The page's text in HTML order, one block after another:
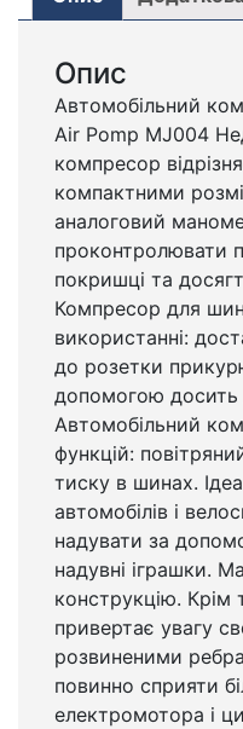
Опис
Автомобільний
Air Pomp MJ004
компресор
компактними
аналоговий
проконтролювати
покришці та
Компресор для
використанні:
до розетки
допомогою досить
Автомобільний
функцій:
тиску в шинах.
автомобілів і
надувати за
надувні іграшки.
конструкцію. Крім
привертає увагу
розвиненими
повинно сприяти
електромотора і